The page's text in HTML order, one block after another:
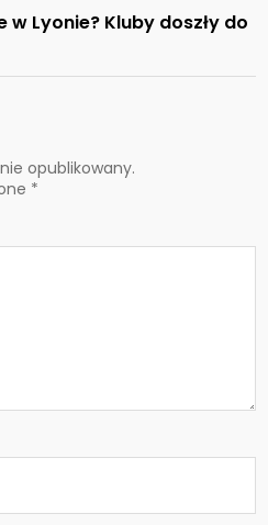
Lyonie? Kluby doszły do
opublikowany.
*